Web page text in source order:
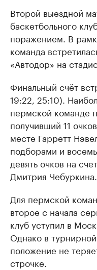
Второй выездной
баскетбольного
поражением. В
команда
«Автодор» на
Финальный счёт
19:22, 25:10).
пермской команде
получивший 11
месте Гарретт
подборами и
девять очков на
Дмитрия Чебуркина.
Для пермской
второе с начала
клуб уступил в
Однако в
положение не
строчке.